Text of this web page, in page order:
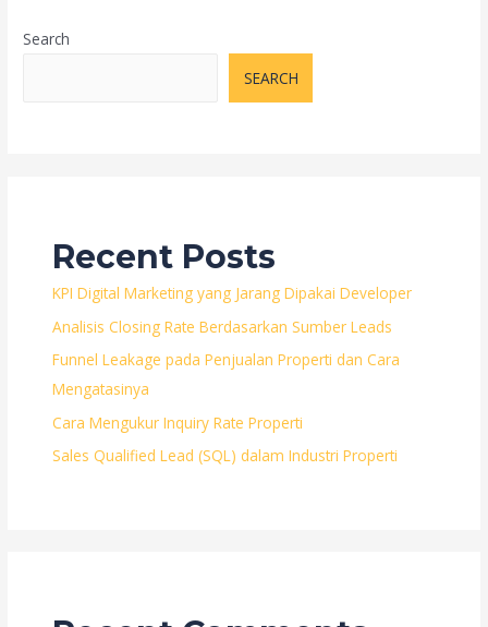
Tanpa
Search
SEARCH
Recent Posts
KPI Digital Marketing yang Jarang Dipakai Developer
Analisis Closing Rate Berdasarkan Sumber Leads
Funnel Leakage pada Penjualan Properti dan Cara
Mengatasinya
Cara Mengukur Inquiry Rate Properti
Sales Qualified Lead (SQL) dalam Industri Properti